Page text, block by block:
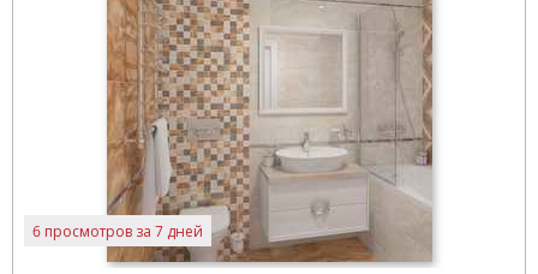
6 просмотров за 7 дней